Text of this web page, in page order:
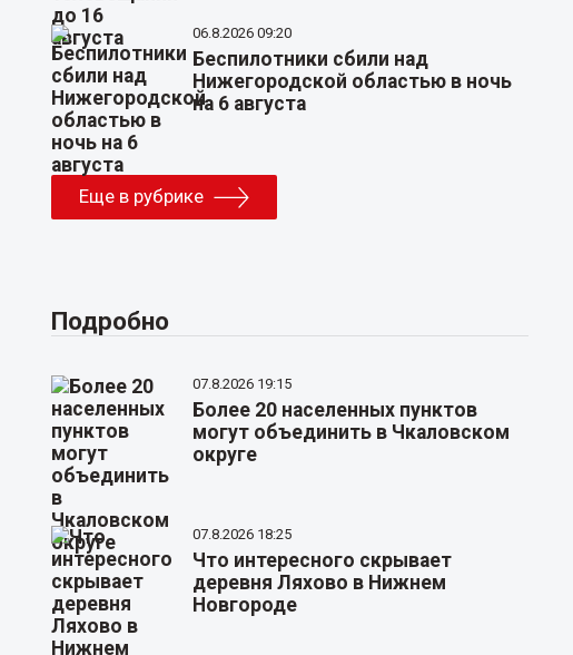
06.8.2026 09:20
Беспилотники сбили над
Нижегородской областью в ночь
на 6 августа
Еще в рубрике
Подробно
07.8.2026 19:15
Более 20 населенных пунктов
могут объединить в Чкаловском
округе
07.8.2026 18:25
Что интересного скрывает
деревня Ляхово в Нижнем
Новгороде